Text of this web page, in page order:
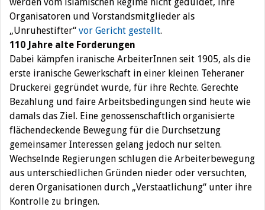
Organisatoren und Vorstandsmitglieder als
„Unruhestifter“ vor Gericht gestellt.
110 Jahre alte Forderungen
Dabei kämpfen iranische ArbeiterInnen seit 1905, als die
erste iranische Gewerkschaft in einer kleinen Teheraner
Druckerei gegründet wurde, für ihre Rechte. Gerechte
Bezahlung und faire Arbeitsbedingungen sind heute wie
damals das Ziel. Eine genossenschaftlich organisierte
flächendeckende Bewegung für die Durchsetzung
gemeinsamer Interessen gelang jedoch nur selten.
Wechselnde Regierungen schlugen die Arbeiterbewegung
aus unterschiedlichen Gründen nieder oder versuchten,
deren Organisationen durch „Verstaatlichung“ unter ihre
Kontrolle zu bringen.